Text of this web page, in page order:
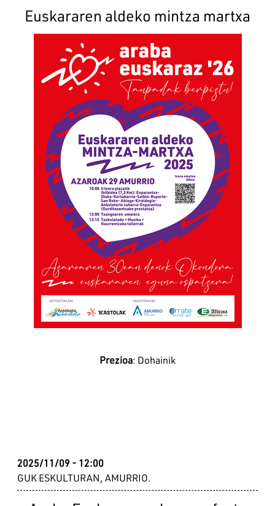
Euskararen aldeko mintza martxa
Prezioa: Dohainik
2025/11/09 - 12:00
GUK ESKULTURAN, AMURRIO.